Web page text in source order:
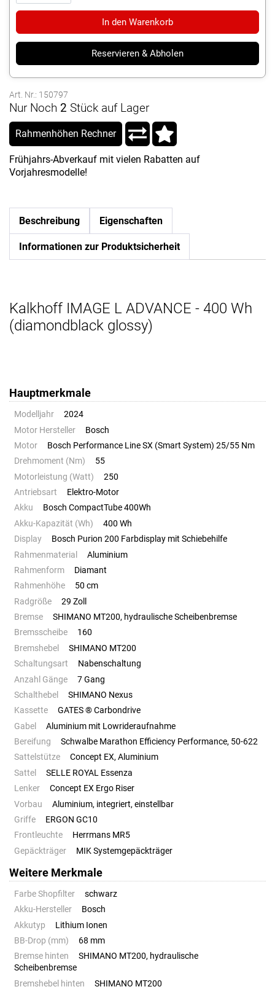
In den Warenkorb
Reservieren & Abholen
Art. Nr.: 150797
Nur Noch 2 Stück auf Lager
Rahmenhöhen Rechner
Frühjahrs-Abverkauf mit vielen Rabatten auf
Vorjahresmodelle!
Beschreibung Eigenschaften
Informationen zur Produktsicherheit
Kalkhoff IMAGE L ADVANCE - 400 Wh
(diamondblack glossy)
Hauptmerkmale
Modelljahr
2024
Motor Hersteller
Bosch
Motor
Bosch Performance Line SX (Smart System) 25/55 Nm
Drehmoment (Nm)
55
Motorleistung (Watt)
250
Antriebsart
Elektro-Motor
Akku
Bosch CompactTube 400Wh
Akku-Kapazität (Wh)
400 Wh
Display
Bosch Purion 200 Farbdisplay mit Schiebehilfe
Rahmenmaterial
Aluminium
Rahmenform
Diamant
Rahmenhöhe
50 cm
Radgröße
29 Zoll
Bremse
SHIMANO MT200, hydraulische Scheibenbremse
Bremsscheibe
160
Bremshebel
SHIMANO MT200
Schaltungsart
Nabenschaltung
Anzahl Gänge
7 Gang
Schalthebel
SHIMANO Nexus
Kassette
GATES ® Carbondrive
Gabel
Aluminium mit Lowrideraufnahme
Bereifung
Schwalbe Marathon Efficiency Performance, 50-622
Sattelstütze
Concept EX, Aluminium
Sattel
SELLE ROYAL Essenza
Lenker
Concept EX Ergo Riser
Vorbau
Aluminium, integriert, einstellbar
Griffe
ERGON GC10
Frontleuchte
Herrmans MR5
Gepäckträger
MIK Systemgepäckträger
Weitere Merkmale
Farbe Shopfilter
schwarz
Akku-Hersteller
Bosch
Akkutyp
Lithium Ionen
BB-Drop (mm)
68 mm
Bremse hinten
SHIMANO MT200, hydraulische
Scheibenbremse
Bremshebel hinten
SHIMANO MT200